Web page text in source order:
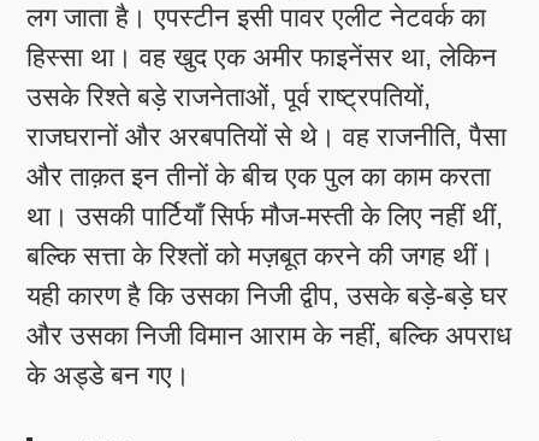
लग जाता है। एपस्टीन इसी पावर एलीट नेटवर्क का
हिस्सा था। वह खुद एक अमीर फाइनेंसर था, लेकिन
उसके रिश्ते बड़े राजनेताओं, पूर्व राष्ट्रपतियों,
राजघरानों और अरबपतियों से थे। वह राजनीति, पैसा
और ताक़त इन तीनों के बीच एक पुल का काम करता
था। उसकी पार्टियाँ सिर्फ मौज-मस्ती के लिए नहीं थीं,
बल्कि सत्ता के रिश्तों को मज़बूत करने की जगह थीं।
यही कारण है कि उसका निजी द्वीप, उसके बड़े-बड़े घर
और उसका निजी विमान आराम के नहीं, बल्कि अपराध
के अड्डे बन गए।